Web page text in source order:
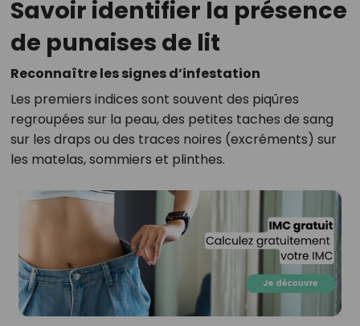
Savoir identifier la présence
de punaises de lit
Reconnaître les signes d’infestation
Les premiers indices sont souvent des piqûres
regroupées sur la peau, des petites taches de sang
sur les draps ou des traces noires (excréments) sur
les matelas, sommiers et plinthes.